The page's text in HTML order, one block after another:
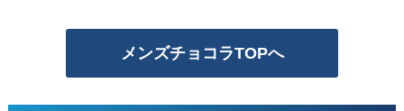
メンズチョコラTOPへ